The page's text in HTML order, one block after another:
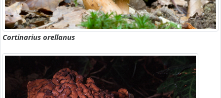
Cortinarius orellanus